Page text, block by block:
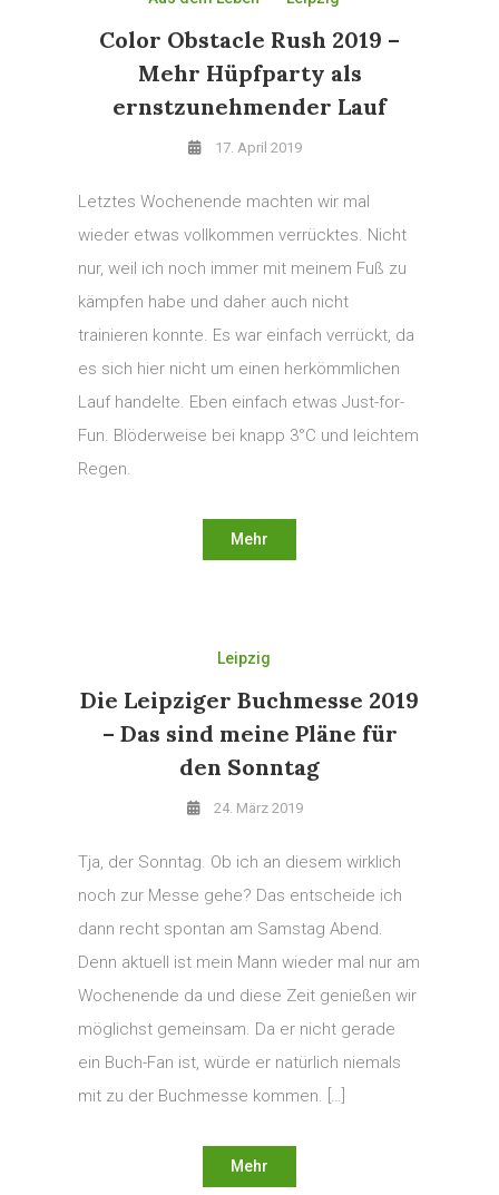
Color Obstacle Rush 2019 –
Mehr Hüpfparty als
ernstzunehmender Lauf
17. April 2019
Letztes Wochenende machten wir mal
wieder etwas vollkommen verrücktes. Nicht
nur, weil ich noch immer mit meinem Fuß zu
kämpfen habe und daher auch nicht
trainieren konnte. Es war einfach verrückt, da
es sich hier nicht um einen herkömmlichen
Lauf handelte. Eben einfach etwas Just-for-
Fun. Blöderweise bei knapp 3°C und leichtem
Regen.
Mehr
Leipzig
Die Leipziger Buchmesse 2019
– Das sind meine Pläne für
den Sonntag
24. März 2019
Tja, der Sonntag. Ob ich an diesem wirklich
noch zur Messe gehe? Das entscheide ich
dann recht spontan am Samstag Abend.
Denn aktuell ist mein Mann wieder mal nur am
Wochenende da und diese Zeit genießen wir
möglichst gemeinsam. Da er nicht gerade
ein Buch-Fan ist, würde er natürlich niemals
mit zu der Buchmesse kommen. […]
Mehr